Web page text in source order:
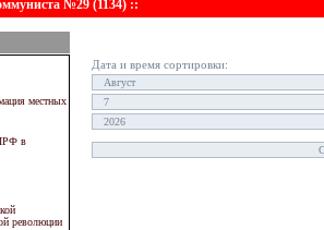
№29 (1134) ::
местных
в
революции
Дата и время сортировки: